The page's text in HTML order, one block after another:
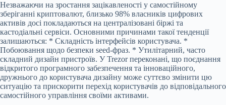
Незважаючи на зростання зацікавленості у самостійному
зберіганні криптовалют, близько 98% власників цифрових
активів досі покладаються на централізовані біржі та
кастодіальні сервіси. Основними причинами такої тенденції
залишаються: * Складність інтерфейсів користувача. *
Побоювання щодо безпеки seed-фраз. * Утилітарний, часто
складний дизайн пристроїв. У Trezor переконані, що поєднання
відкритого програмного забезпечення та інноваційного,
дружнього до користувача дизайну може суттєво змінити цю
ситуацію та прискорити перехід користувачів до відповідального
самостійного управління своїми активами.